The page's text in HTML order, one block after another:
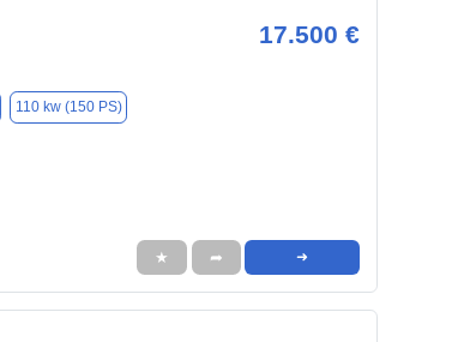
17.500 €
110 kw (150 PS)
★ ➦ ➜